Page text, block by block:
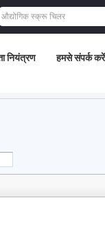
नियंत्रण हमसे संपर्क करें